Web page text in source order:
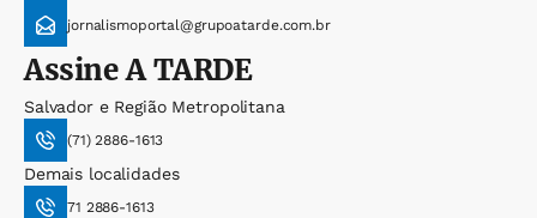
jornalismoportal@grupoatarde.com.br
AssineA TARDE
Salvador e Região Metropolitana
(71) 2886-1613
Demais localidades
71 2886-1613